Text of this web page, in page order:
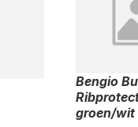
Bengio
groen/wit